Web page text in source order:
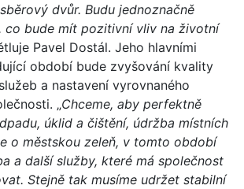
dvůr. Budu jednoznačně
co bude mít pozitivní vliv na životní
Pavel Dostál. Jeho hlavními
období bude zvyšování kvality
a nastavení vyrovnaného
„Chceme, aby perfektně
úklid a čištění, údržba místních
o městskou zeleň, v tomto období
a další služby, které má společnost
Stejně tak musíme udržet stabilní